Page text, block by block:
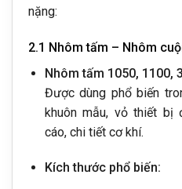
nặng:
2.1 Nhôm tấm – Nhôm
Nhôm tấm 1050, 1100,
Được dùng phổ biến
khuôn mẫu, vỏ thiết bị
cáo, chi tiết cơ khí.
Kích thước phổ biến: